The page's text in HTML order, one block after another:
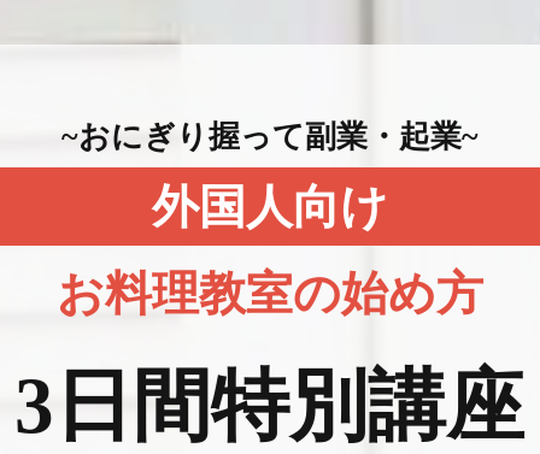
~おにぎり握って副業・起業~
外国人向け
お料理教室の始め方
3日間特別講座